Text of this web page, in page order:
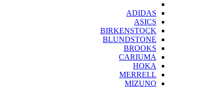
ADIDAS
ASICS
BIRKENSTOCK
BLUNDSTONE
BROOKS
CARIUMA
HOKA
MERRELL
MIZUNO